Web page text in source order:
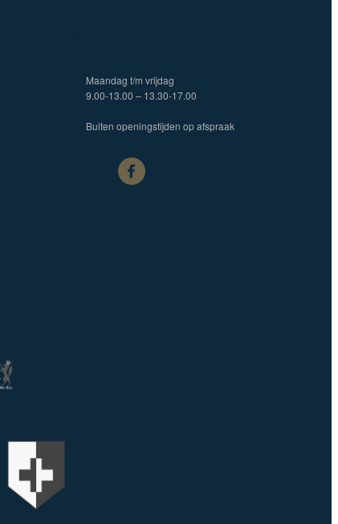
Maandag t/m vrijdag
9.00-13.00 – 13.30-17.00
Buiten openingstijden op afspraak